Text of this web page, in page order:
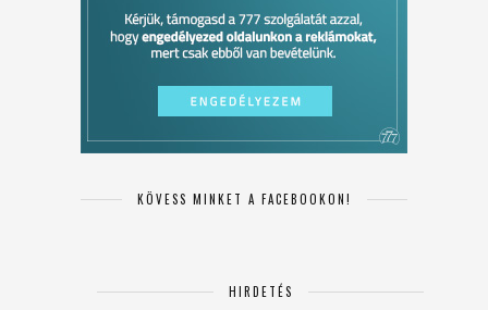
KÖVESS MINKET A FACEBOOKON!
HIRDETÉS